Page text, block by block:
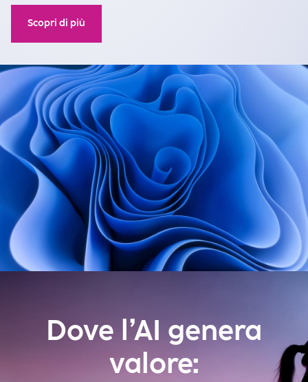
Scopri di più
Dove l’AI genera
valore: